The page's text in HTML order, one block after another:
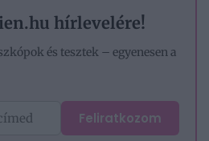
hírlevelére!
és tesztek – egyenesen a
Feliratkozom